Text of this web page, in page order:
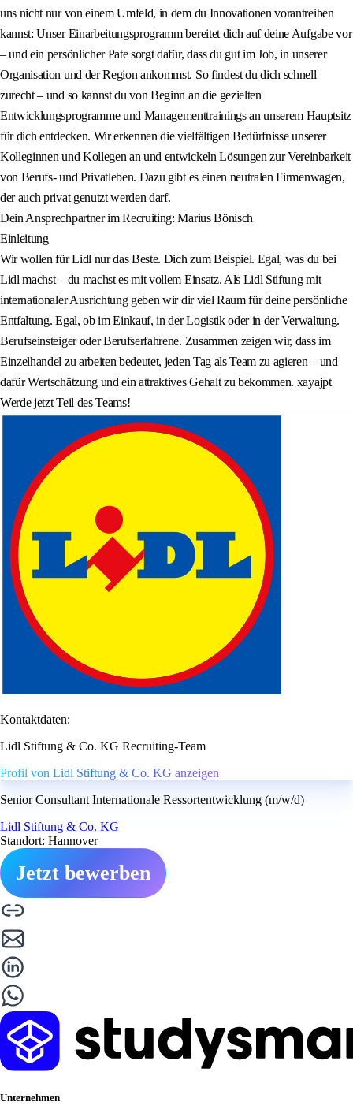
uns nicht nur von einem Umfeld, in dem du Innovationen vorantreiben
kannst: Unser Einarbeitungsprogramm bereitet dich auf deine Aufgabe vor
– und ein persönlicher Pate sorgt dafür, dass du gut im Job, in unserer
Organisation und der Region ankommst. So findest du dich schnell
zurecht – und so kannst du von Beginn an die gezielten
Entwicklungsprogramme und Managementtrainings an unserem Hauptsitz
für dich entdecken. Wir erkennen die vielfältigen Bedürfnisse unserer
Kolleginnen und Kollegen an und entwickeln Lösungen zur Vereinbarkeit
von Berufs- und Privatleben. Dazu gibt es einen neutralen Firmenwagen,
der auch privat genutzt werden darf.
Dein Ansprechpartner im Recruiting: Marius Bönisch
Einleitung
Wir wollen für Lidl nur das Beste. Dich zum Beispiel. Egal, was du bei
Lidl machst – du machst es mit vollem Einsatz. Als Lidl Stiftung mit
internationaler Ausrichtung geben wir dir viel Raum für deine persönliche
Entfaltung. Egal, ob im Einkauf, in der Logistik oder in der Verwaltung.
Berufseinsteiger oder Berufserfahrene. Zusammen zeigen wir, dass im
Einzelhandel zu arbeiten bedeutet, jeden Tag als Team zu agieren – und
dafür Wertschätzung und ein attraktives Gehalt zu bekommen. xayajpt
Werde jetzt Teil des Teams!
Kontaktdaten:
Lidl Stiftung & Co. KG Recruiting-Team
Profil von Lidl Stiftung & Co. KG anzeigen
Senior Consultant Internationale Ressortentwicklung (m/w/d)
Lidl Stiftung & Co. KG
Standort: Hannover
Jetzt bewerben
Unternehmen